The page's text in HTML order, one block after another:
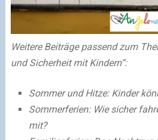
Weitere Beiträge passend zum
und Sicherheit mit Kindern“:
Sommer und Hitze: Kinder
Sommerferien: Wie sicher
mit?